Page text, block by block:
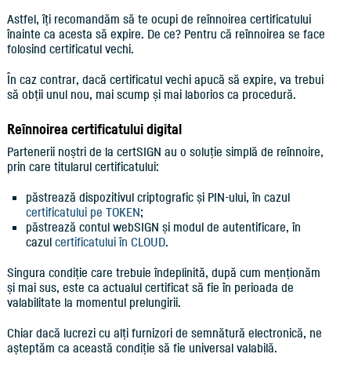
Astfel, îți recomandăm să te ocupi de reînnoirea certificatului
înainte ca acesta să expire. De ce? Pentru că reînnoirea se face
folosind certificatul vechi.
În caz contrar, dacă certificatul vechi apucă să expire, va trebui
să obții unul nou, mai scump și mai laborios ca procedură.
Reînnoirea certificatului digital
Partenerii noștri de la certSIGN au o soluție simplă de reînnoire,
prin care titularul certificatului:
păstrează dispozitivul criptografic și PIN-ului, în cazul
certificatului pe TOKEN;
păstrează contul webSIGN și modul de autentificare, în
cazul certificatului în CLOUD.
Singura condiție care trebuie îndeplinită, după cum menționăm
și mai sus, este ca actualul certificat să fie în perioada de
valabilitate la momentul prelungirii.
Chiar dacă lucrezi cu alți furnizori de semnătură electronică, ne
așteptăm ca această condiție să fie universal valabilă.